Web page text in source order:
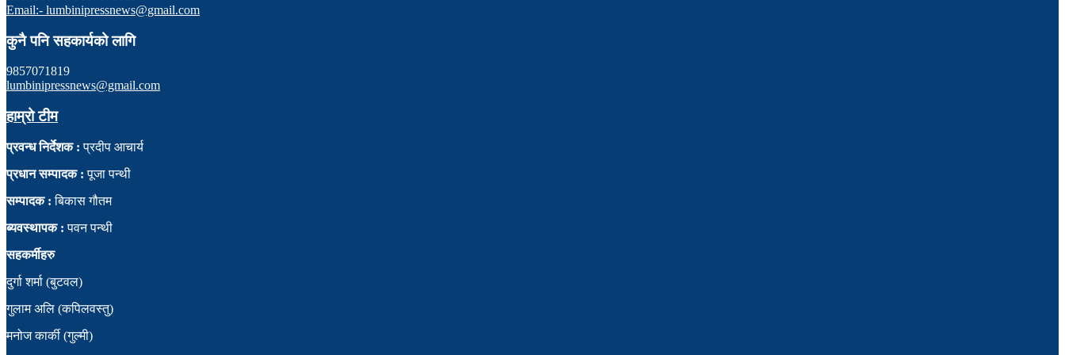
Email:- lumbinipressnews@gmail.com
कुनै पनि सहकार्यको लागि
9857071819
lumbinipressnews@gmail.com
हाम्रो टीम
प्रवन्ध निर्देशक : प्रदीप आचार्य
प्रधान सम्पादक : पूजा पन्थी
सम्पादक :बिकास गौतम
ब्यवस्थापक : पवन पन्थी
सहकर्मीहरु
दुर्गा शर्मा (बुटवल)
गुलाम अलि (कपिलवस्तु)
मनोज कार्की (गुल्मी)